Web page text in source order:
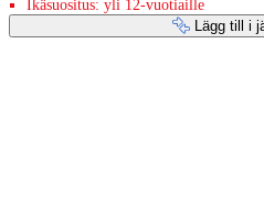
Ikäsuositus: yli 12-vuotiaille
Lägg till i